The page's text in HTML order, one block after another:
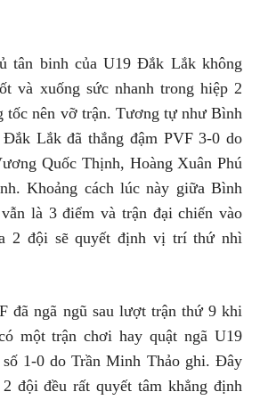
tân binh của U19 Đắk Lắk không
và xuống sức nhanh trong hiệp 2
nên vỡ trận. Tương tự như Bình
Lắk đã thắng đậm PVF 3-0 do
Quốc Thịnh, Hoàng Xuân Phú
Khoảng cách lúc này giữa Bình
là 3 điểm và trận đại chiến vào
2 đội sẽ quyết định vị trí thứ nhì
đã ngã ngũ sau lượt trận thứ 9 khi
một trận chơi hay quật ngã U19
1-0 do Trần Minh Thảo ghi. Đây
đội đều rất quyết tâm khẳng định